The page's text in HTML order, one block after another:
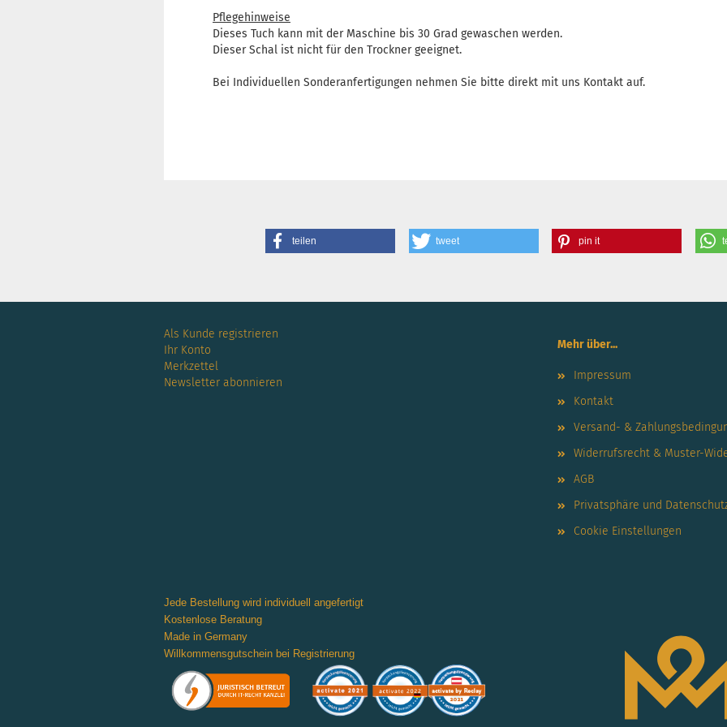
Pflegehinweise
Dieses Tuch kann mit der Maschine bis 30 Grad gewaschen werden.
Dieser Schal ist nicht für den Trockner geeignet.
Bei Individuellen Sonderanfertigungen nehmen Sie bitte direkt mit uns Kontakt auf.
teilen tweet pin it
Als Kunde registrieren
Ihr Konto
Merkzettel
Newsletter abonnieren
Mehr über...
Impressum
Kontakt
Versand- &
Widerrufsrecht & Muster-
AGB
Privatsphäre und
Cookie Einstellungen
Jede Bestellung wird individuell angefertigt
Kostenlose Beratung
Made in Germany
Willkommensgutschein bei Registrierung